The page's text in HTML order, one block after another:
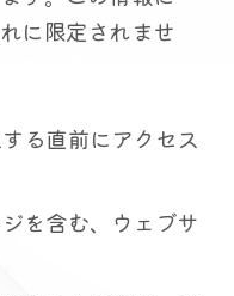
に限定されませ
る直前にアクセス
を含む、ウェブサ